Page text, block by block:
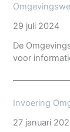
29 juli 2024
De
voor
Invoering
27 januari